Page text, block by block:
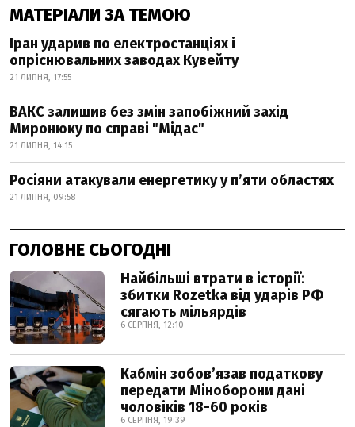
МАТЕРІАЛИ ЗА ТЕМОЮ
Іран ударив по електростанціях і
опріснювальних заводах Кувейту
21 ЛИПНЯ, 17:55
ВАКС залишив без змін запобіжний захід
Миронюку по справі "Мідас"
21 ЛИПНЯ, 14:15
Росіяни атакували енергетику у пʼяти областях
21 ЛИПНЯ, 09:58
ГОЛОВНЕ СЬОГОДНІ
Найбільші втрати в історії:
збитки Rozetka від ударів РФ
сягають мільярдів
6 СЕРПНЯ, 12:10
Кабмін зобовʼязав податкову
передати Міноборони дані
чоловіків 18-60 років
6 СЕРПНЯ, 19:39